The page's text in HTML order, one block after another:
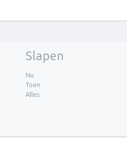
Slapen
Nu
Toen
Alles